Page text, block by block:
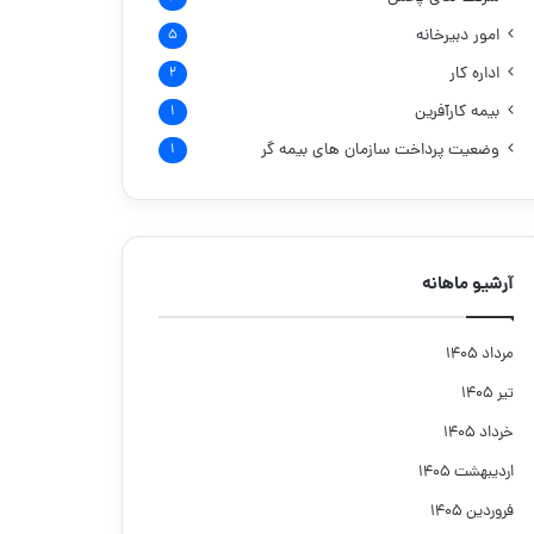
امور دبیرخانه ۵
اداره کار ۲
بیمه کارآفرین ۱
وضعیت پرداخت سازمان های بیمه گر ۱
آرشیو ماهانه
مرداد ۱۴۰۵
تیر ۱۴۰۵
خرداد ۱۴۰۵
اردیبهشت ۱۴۰۵
فروردین ۱۴۰۵